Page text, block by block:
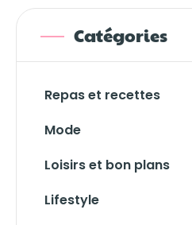
Catégories
Repas et recettes
Mode
Loisirs et bon plans
Lifestyle